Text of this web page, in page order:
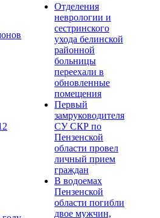
Отделения
неврологии и
сестринского
ухода белинской
районной
больницы
переехали в
обновленные
помещения
Первый
замруководителя
СУ СКР по
Пензенской
области провел
личный прием
граждан
В водоемах
Пензенской
области погибли
двое мужчин,